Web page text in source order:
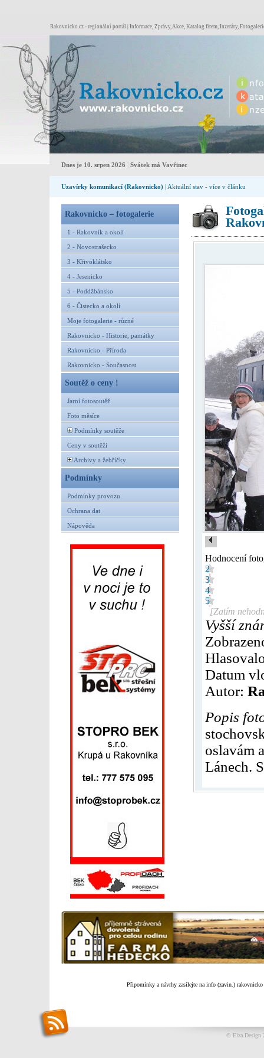
Rakovnicko.cz - regionální portál | Informace, Zprávy, Akce, Katalog firem, Inzeráty,
Dnes je 10. srpen 2026 Svátek má Vavřinec
Uzavírky komunikací (Rakovnicko) | Aktuální stav - více v článku
Rakovnicko – fotogalerie
1 - Rakovník a okolí
2 - Novostrašecko
3 - Křivoklátsko
4 - Jesenicko
5 - Poddžbánsko
6 - Čistecko a okolí
Moje fotogalerie - různé
Rakovnicko - Historie, památky
Rakovnicko - Příroda
Rakovnicko - Současnost
Soutěž o ceny !
Jarní fotosoutěž
Foto měsíce
Podmínky soutěže
Ceny v soutěži
Archivy a žebříčky
Podmínky
Podmínky provozu
Ochrana dat
Nápověda
Hodnocení
2
3
4
5
[Zatím
Vyšší
Datum
Autor:
Popis
oslavám
Lánech.
Připomínky a návrhy zasílejte na info (zavin.) rakovnicko
© Elza Design